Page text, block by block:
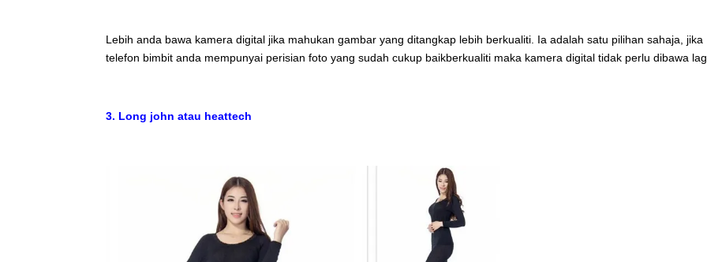
Lebih anda bawa kamera digital jika mahukan gambar yang ditangkap lebih berkualiti. Ia adalah satu pilihan sahaja, jika
telefon bimbit anda mempunyai perisian foto yang sudah cukup baikberkualiti maka kamera digital tidak perlu dibawa
3. Long john atau heattech